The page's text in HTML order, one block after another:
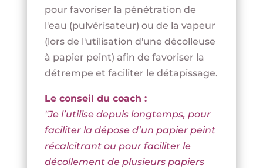
pour favoriser la pénétration de
l'eau (pulvérisateur) ou de la vapeur
(lors de l'utilisation d'une décolleuse
à papier peint) afin de favoriser la
détrempe et faciliter le détapissage.
Le conseil du coach :
"Je l’utilise depuis longtemps, pour
faciliter la dépose d’un papier peint
récalcitrant ou pour faciliter le
décollement de plusieurs papiers